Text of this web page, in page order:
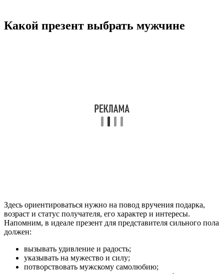
Какой презент выбрать мужчине
Здесь ориентироваться нужно на повод вручения подарка,
возраст и статус получателя, его характер и интересы.
Напомним, в идеале презент для представителя сильного пола
должен:
вызывать удивление и радость;
указывать на мужество и силу;
потворствовать мужскому самолюбию;